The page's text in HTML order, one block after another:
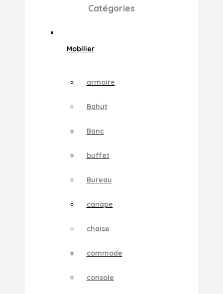
Catégories
Mobilier
armoire
Bahut
Banc
buffet
Bureau
canape
chaise
commode
console